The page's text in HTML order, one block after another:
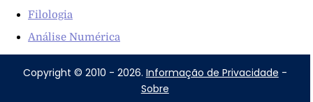
Filologia
Análise Numérica
Copyright © 2010 - 2026. Informação de Privacidade -
Sobre